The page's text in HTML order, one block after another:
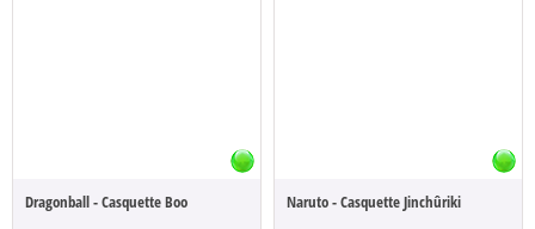
Dragonball - Casquette Boo Naruto - Casquette Jinchûriki